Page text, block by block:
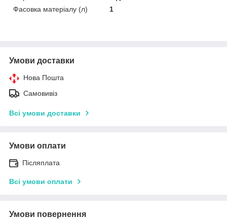
Фасовка матеріалу (л)
1
Умови доставки
Нова Пошта
Самовивіз
Всі умови доставки
Умови оплати
Післяплата
Всі умови оплати
Умови повернення